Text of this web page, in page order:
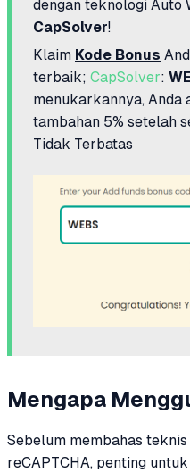
dengan teknologi Auto
CapSolver!
Klaim Kode Bonus
terbaik; CapSolver:
menukarkannya, Anda
tambahan 5% setelah
Tidak Terbatas
Mengapa
Sebelum membahas
reCAPTCHA, penting